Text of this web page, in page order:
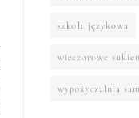
szkoła językowa
wieczorowe
wypożyczalnia